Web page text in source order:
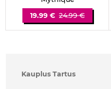
19.99 € 24.99 €
Kauplus Tartus